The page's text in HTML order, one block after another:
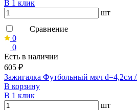
В 1 клик
шт
Сравнение
0
0
Есть в наличии
605 ₽
Зажигалка Футбольный мяч d=4,2см /
В корзину
В 1 клик
шт